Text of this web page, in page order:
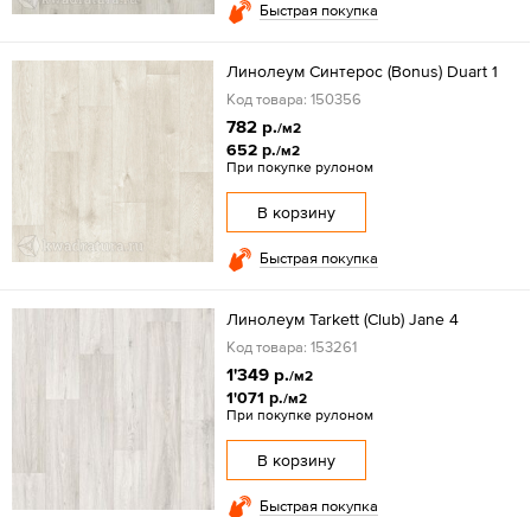
Быстрая покупка
Линолеум Синтерос (Bonus) Duart 1
Код товара: 150356
782 р./м2
652 р./м2
При покупке рулоном
В корзину
Быстрая покупка
Линолеум Tarkett (Club) Jane 4
Код товара: 153261
1'349 р./м2
1'071 р./м2
При покупке рулоном
В корзину
Быстрая покупка